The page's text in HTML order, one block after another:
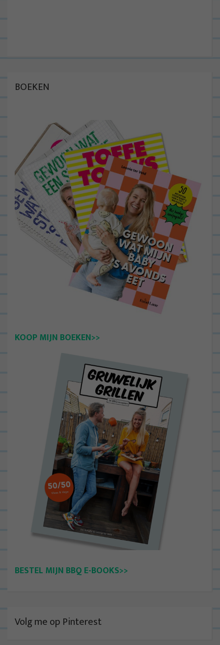
BOEKEN
KOOP MIJN BOEKEN>>
BESTEL MIJN BBQ E-BOOKS>>
Volg me op Pinterest